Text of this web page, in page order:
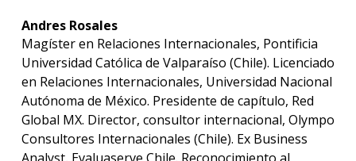
Andres Rosales
Magíster en Relaciones Internacionales, Pontificia
Universidad Católica de Valparaíso (Chile). Licenciado
en Relaciones Internacionales, Universidad Nacional
Autónoma de México. Presidente de capítulo, Red
Global MX. Director, consultor internacional, Olympo
Consultores Internacionales (Chile). Ex Business